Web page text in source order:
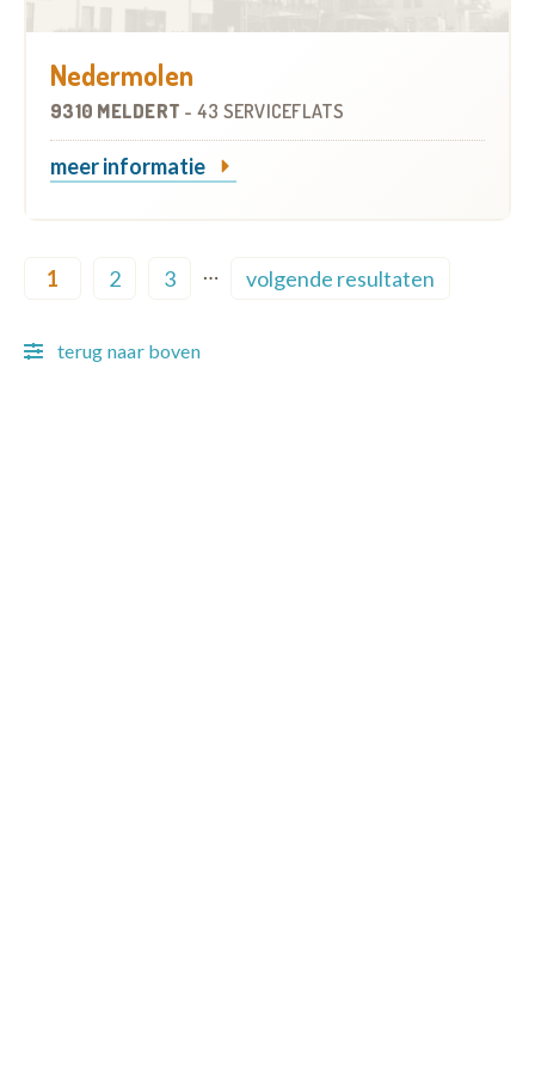
Nedermolen
9310 MELDERT - 43 SERVICEFLATS
meer informatie
1 2 3
…
volgende resultaten
terug naar boven